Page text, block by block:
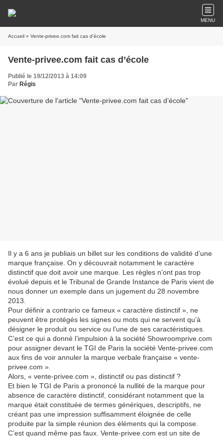
MENU
Accueil » Vente-privee.com fait cas d’école
Vente-privee.com fait cas d’école
Publié le 19/12/2013 à 14:09
Par Régis
Il y a 6 ans je publiais un billet sur les conditions de validité d’une
marque française. On y découvrait notamment le caractère
distinctif que doit avoir une marque. Les règles n’ont pas trop
évolué depuis et le Tribunal de Grande Instance de Paris vient de
nous donner un exemple dans un jugement du 28 novembre
2013.
Pour définir a contrario ce fameux « caractère distinctif », ne
peuvent être protégés les signes ou mots qui ne servent qu’à
désigner le produit ou service ou l’une de ses caractéristiques.
C’est ce qui a donné l’impulsion à la société Showroomprive.com
pour assigner devant le TGI de Paris la société Vente-privee.com
aux fins de voir annuler la marque verbale française « vente-
privee.com ».
Alors, « vente-privee.com », distinctif ou pas distinctif ?
Et bien le TGI de Paris a prononcé la nullité de la marque pour
absence de caractère distinctif, considérant notamment que la
marque était constituée de termes génériques, descriptifs, ne
créant pas une impression suffisamment éloignée de celle
produite par la simple réunion des éléments qui la compose.
C’est quand même pas faux. Vente-privee.com est un site de